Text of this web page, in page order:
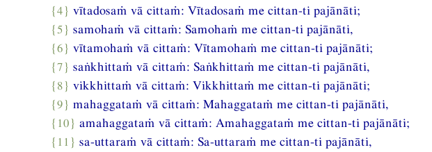
{4} vītadosaṁ vā cittaṁ: Vītadosaṁ me cittan-ti pajānāti;
{5} samohaṁ vā cittaṁ: Samohaṁ me cittan-ti pajānāti,
{6} vītamohaṁ vā cittaṁ: Vītamohaṁ me cittan-ti pajānāti;
{7} saṅkhittaṁ vā cittaṁ: Saṅkhittaṁ me cittan-ti pajānāti,
{8} vikkhittaṁ vā cittaṁ: Vikkhittaṁ me cittan-ti pajānāti;
{9} mahaggataṁ vā cittaṁ: Mahaggataṁ me cittan-ti pajānāti,
{10} amahaggataṁ vā cittaṁ: Amahaggataṁ me cittan-ti pajānāti;
{11} sa-uttaraṁ vā cittaṁ: Sa-uttaraṁ me cittan-ti pajānāti,